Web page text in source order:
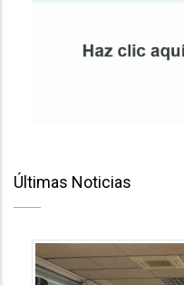
Últimas Noticias